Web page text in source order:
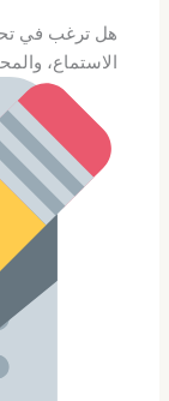
هل ترغب في
الاستماع،